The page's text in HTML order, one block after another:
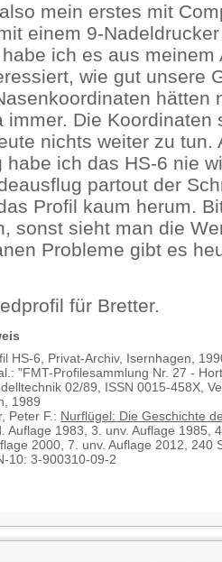
mein erstes mit
einem 9-
ich es aus meinem
wie gut unsere
hätten
immer. Die Koordinaten
nichts weiter zu tun.
habe ich das HS-6 nie
partout der
Profil kaum herum.
sonst sieht man die
Probleme gibt es
für Bretter.
HS-6, Privat-Archiv, Isernhagen,
"FMT-Profilesammlung Nr. 27 -
02/89, ISSN 0015-458X,
1989
Peter F.: Nurflügel: Die Geschichte
Auflage 1983, 3. unv. Auflage 1985,
2000, 7. unv. Auflage 2012, 240
10: 3-900310-09-2